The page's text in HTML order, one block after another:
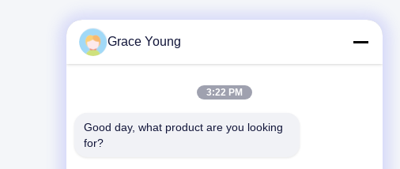
Grace Young
3:22 PM
Good day, what product are you looking
for?